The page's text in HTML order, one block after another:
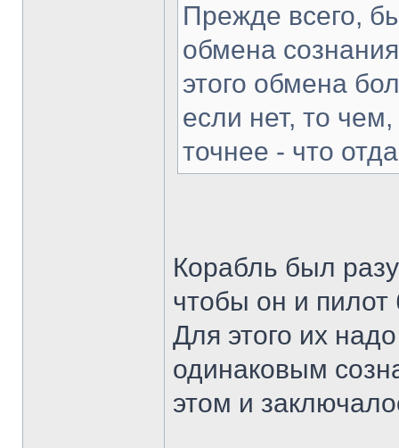
Прежде всего,
обмена
этого обмена
если нет, то
точнее - что
Корабль был
чтобы он и
Для этого их
одинаковым
этом и